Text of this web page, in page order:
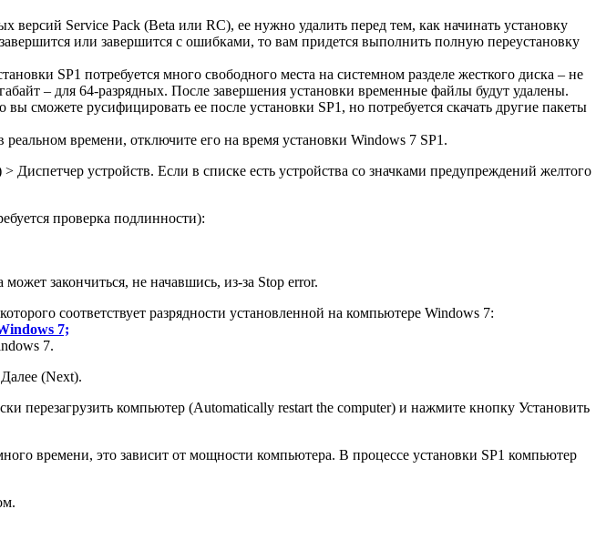
версий Service Pack (Beta или RC), ее нужно удалить перед тем, как начинать установку
или завершится с ошибками, то вам придется выполнить полную переустановку
SP1 потребуется много свободного места на системном разделе жесткого диска – не
– для 64-разрядных. После завершения установки временные файлы будут удалены.
сможете русифицировать ее после установки SP1, но потребуется скачать другие пакеты
времени, отключите его на время установки Windows 7 SP1.
устройств. Если в списке есть устройства со значками предупреждений желтого
проверка подлинности):
закончиться, не начавшись, из-за Stop error.
соответствует разрядности установленной на компьютере Windows 7:
7;
7.
(Next).
перезагрузить компьютер (Automatically restart the computer) и нажмите кнопку Установить
времени, это зависит от мощности компьютера. В процессе установки SP1 компьютер